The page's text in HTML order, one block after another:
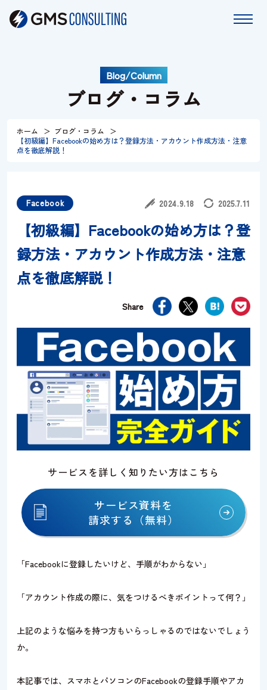
特長
お知らせ
会社情報
お問い合わせ
Blog/Column
ブログ・コラム
ホーム
ブログ・コラム
【初級編】Facebookの始め方は？登録方法・アカウント作成方法・注意
点を徹底解説！
Facebook 2024.9.18 2025.7.11
【初級編】Facebookの始め方は？登
録方法・アカウント作成方法・注意
点を徹底解説！
Share
サービスを詳しく知りたい方はこちら
サービス資料を
請求する（無料）
「Facebookに登録したいけど、手順がわからない」
「アカウント作成の際に、気をつけるべきポイントって何？」
上記のような悩みを持つ方もいらっしゃるのではないでしょう
か。
本記事では、スマホとパソコンのFacebookの登録手順やアカ